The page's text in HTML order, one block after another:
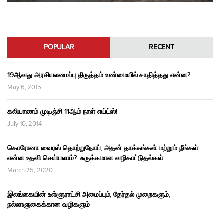
POPULAR RECENT
19ஆவது அரசியலமைப்பு திருத்தம் உண்மையில் சாதித்தது என்ன?
May 6, 2015
கலியாணம் முடிஞ்சி 11ஆம் நாள் எய்ட்ஸ்!
July 10, 2014
கொரோனா வைரஸ் தொற்றுநோய், அதன் தாக்கங்கள் மற்றும் நீங்கள்
என்ன உதவி செய்யலாம்?: சுருக்கமான வழிகாட்டுதல்கள்
March 25, 2020
இலங்கையின் உள்ளூராட்சி அமைப்பும், தேர்தல் முறைகளும்,
நல்லாளுகைக்கான வழிகளும்